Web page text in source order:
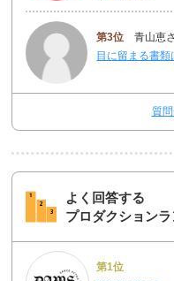
第3位 青山恵
目に留まる書
質
よく回答する
プロダクション
第1位